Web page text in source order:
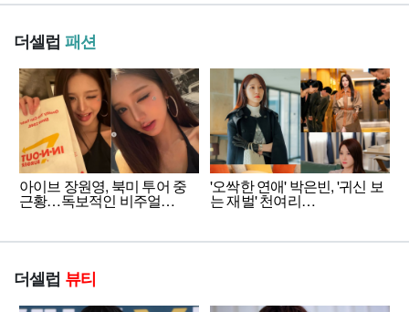
더셀럽 패션
아이브 장원영, 북미 투어 중
근황…독보적인 비주얼…
'오싹한 연애' 박은빈, '귀신 보
는 재벌' 천여리…
더셀럽 뷰티